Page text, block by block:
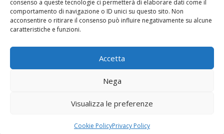
consenso a queste tecnologie ci permetterà di elaborare dati come il
comportamento di navigazione o ID unici su questo sito. Non
acconsentire o ritirare il consenso può influire negativamente su alcune
caratteristiche e funzioni.
Accetta
Nega
Visualizza le preferenze
Cookie PolicyPrivacy Policy
2024 – Copyright – Associazione Culturale Anthropos, Via